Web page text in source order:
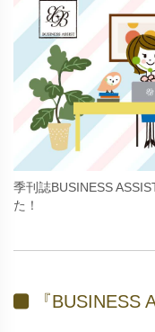
季刊誌BUSINESS
た！
『BUSINESS